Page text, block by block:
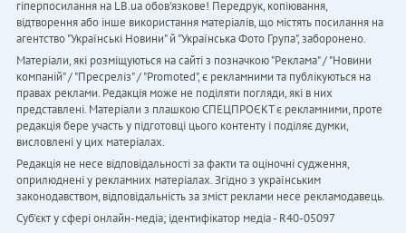
гіперпосилання на LB.ua обов'язкове! Передрук, копіювання,
відтворення або інше використання матеріалів, що містять посилання на
агентство "Українськi Новини" й "Українська Фото Група", заборонено.
Матеріали, які розміщуються на сайті з позначкою "Реклама" / "Новини
компаній" / "Пресреліз" / "Promoted", є рекламними та публікуються на
правах реклами. Редакція може не поділяти погляди, які в них
представлені. Матеріали з плашкою СПЕЦПРОЄКТ є рекламними, проте
редакція бере участь у підготовці цього контенту і поділяє думки,
висловлені у цих матеріалах.
Редакція не несе відповідальності за факти та оціночні судження,
оприлюднені у рекламних матеріалах. Згідно з українським
законодавством, відповідальність за зміст реклами несе рекламодавець.
Cуб'єкт у сфері онлайн-медіа; ідентифікатор медіа - R40-05097